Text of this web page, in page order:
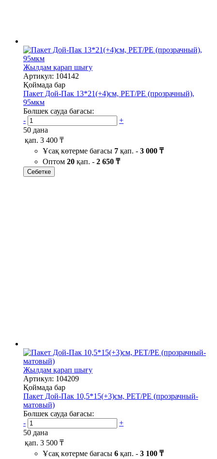
Жылдам қарап шығу
Артикул: 104142
Қоймада бар
Пакет Дой-Пак 13*21(+4)см, PET/PE (прозрачный),
95мкм
Бөлшек сауда бағасы:
-
+
50 дана
қап. 3 400 ₸
Ұсақ көтерме бағасы 7 қап. - 3 000 ₸
Оптом 20 қап. - 2 650 ₸
Себетке
Жылдам қарап шығу
Артикул: 104209
Қоймада бар
Пакет Дой-Пак 10,5*15(+3)см, PET/PE (прозрачный-
матовый)
Бөлшек сауда бағасы:
-
+
50 дана
қап. 3 500 ₸
Ұсақ көтерме бағасы 6 қап. - 3 100 ₸